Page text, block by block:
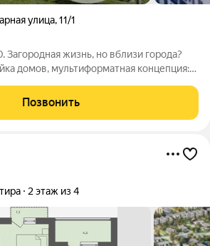
улица,11/1
Загородная жизнь, но вблизи города?
домов, мультиформатная концепция:
с ремонтом, мебелью и бытовой
Позвонить
2 этаж из 4